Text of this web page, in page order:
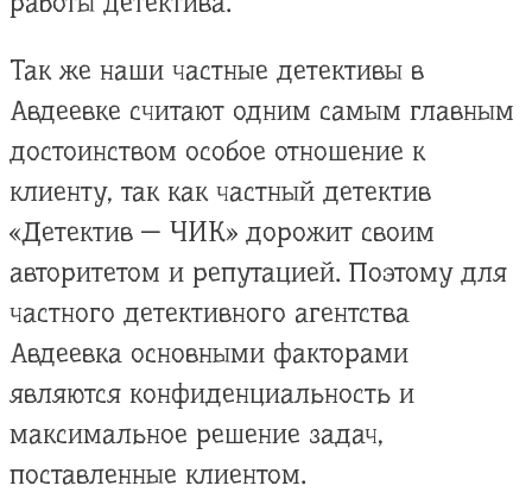
Так же наши частные детективы в
Авдеевке считают одним самым главным
достоинством особое отношение к
клиенту, так как частный детектив
«Детектив — ЧИК» дорожит своим
авторитетом и репутацией. Поэтому для
частного детективного агентства
Авдеевка основными факторами
являются конфиденциальность и
максимальное решение задач,
поставленные клиентом.